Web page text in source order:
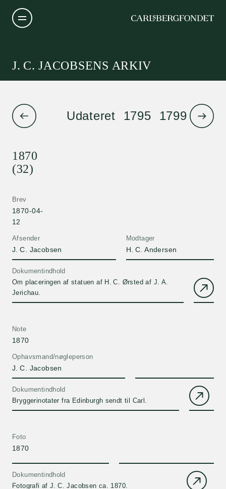
J. C. JACOBSENS ARKIV
Udateret 1795 1799 1801
1870
(32)
Afsender
J. C. Jacobsen
Brev
1870-04-
12
Modtager
H. C. Andersen
Dokumentindhold
Om placeringen af statuen af H. C. Ørsted af J. A.
Jerichau.
Ophavsmand/nøgleperson
J. C. Jacobsen
Note
1870
Dokumentindhold
Bryggerinotater fra Edinburgh sendt til Carl.
Foto
1870
Dokumentindhold
Fotografi af J. C. Jacobsen ca. 1870.